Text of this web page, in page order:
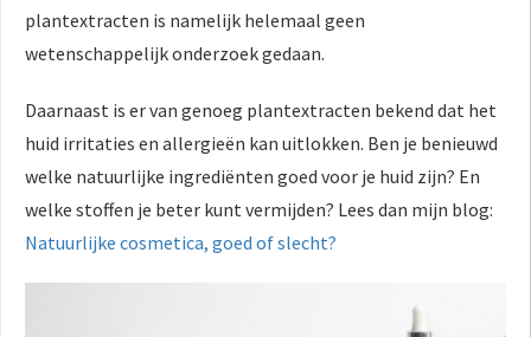
plantextracten is namelijk helemaal geen
wetenschappelijk onderzoek gedaan.
Daarnaast is er van genoeg plantextracten bekend dat het
huid irritaties en allergieën kan uitlokken. Ben je benieuwd
welke natuurlijke ingrediënten goed voor je huid zijn? En
welke stoffen je beter kunt vermijden? Lees dan mijn blog:
Natuurlijke cosmetica, goed of slecht?